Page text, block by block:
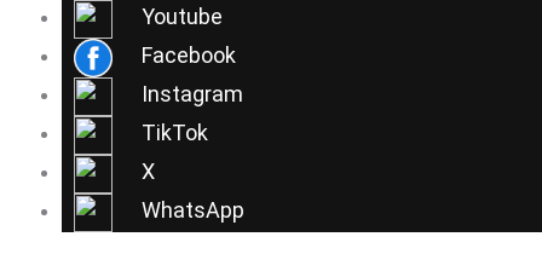
Youtube
Facebook
Instagram
TikTok
X
WhatsApp
contenido